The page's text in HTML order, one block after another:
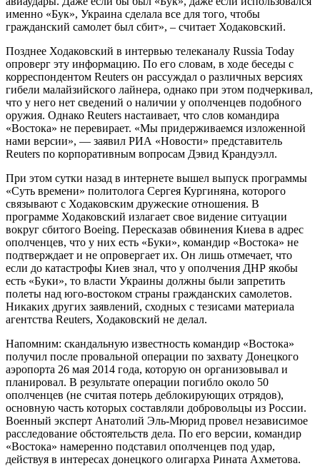
именно «Бук», Украина сделала все для того, чтобы
гражданский самолет был сбит», – считает Ходаковский.
Позднее Ходаковский в интервью телеканалу Russia Today
опроверг эту информацию. По его словам, в ходе беседы с
корреспондентом Reuters он рассуждал о различных версиях
гибели малайзийского лайнера, однако при этом подчеркивал,
что у него нет сведений о наличии у ополченцев подобного
оружия. Однако Reuters настаивает, что слов командира
«Востока» не перевирает. «Мы придерживаемся изложенной
нами версии», — заявил РИА «Новости» представитель
Reuters по корпоративным вопросам Дэвид Крандуэлл.
При этом сутки назад в интернете вышел выпуск программы
«Суть времени» политолога Сергея Кургиняна, которого
связывают с Ходаковским дружеские отношения. В
программе Ходаковский излагает свое видение ситуации
вокруг сбитого Boеing. Пересказав обвинения Киева в адрес
ополченцев, что у них есть «Буки», командир «Востока» не
подтверждает и не опровергает их. Он лишь отмечает, что
если до катастрофы Киев знал, что у ополчения ДНР якобы
есть «Буки», то власти Украины должны были запретить
полеты над юго-востоком страны гражданских самолетов.
Никаких других заявлений, сходных с тезисами материала
агентства Reuters, Ходаковский не делал.
Напомним: скандальную известность командир «Востока»
получил после провальной операции по захвату Донецкого
аэропорта 26 мая 2014 года, которую он организовывал и
планировал. В результате операции погибло около 50
ополченцев (не считая потерь деблокирующих отрядов),
основную часть которых составляли добровольцы из России.
Военный эксперт Анатолий Эль-Мюрид провел независимое
расследование обстоятельств дела. По его версии, командир
«Востока» намеренно подставил ополченцев под удар,
действуя в интересах донецкого олигарха Рината Ахметова.